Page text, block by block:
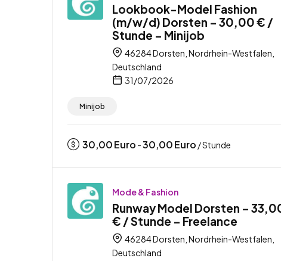
Lookbook-Model Fashion
(m/w/d) Dorsten – 30,00 € /
Stunde – Minijob
46284 Dorsten, Nordrhein-Westfalen,
Deutschland
31/07/2026
Minijob
30,00Euro -30,00Euro / Stunde
Mode & Fashion
Runway Model Dorsten –
€ / Stunde – Freelance
46284 Dorsten, Nordrhein-Westfalen,
Deutschland